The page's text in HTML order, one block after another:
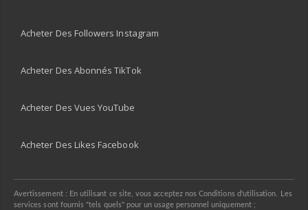
Acheter Des Followers Instagram
Acheter Des Abonnés TikTok
Acheter Des Vues YouTube
Acheter Des Likes Facebook
Avertissement : En utilisant ce site, vous acceptez nos Conditions d'utilisation. Les
services sont fournis "tels quels" pour un usage personnel uniquement ;